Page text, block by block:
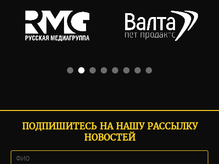
ПОДПИШИТЕСЬ НА НАШУ РАССЫЛКУ
НОВОСТЕЙ